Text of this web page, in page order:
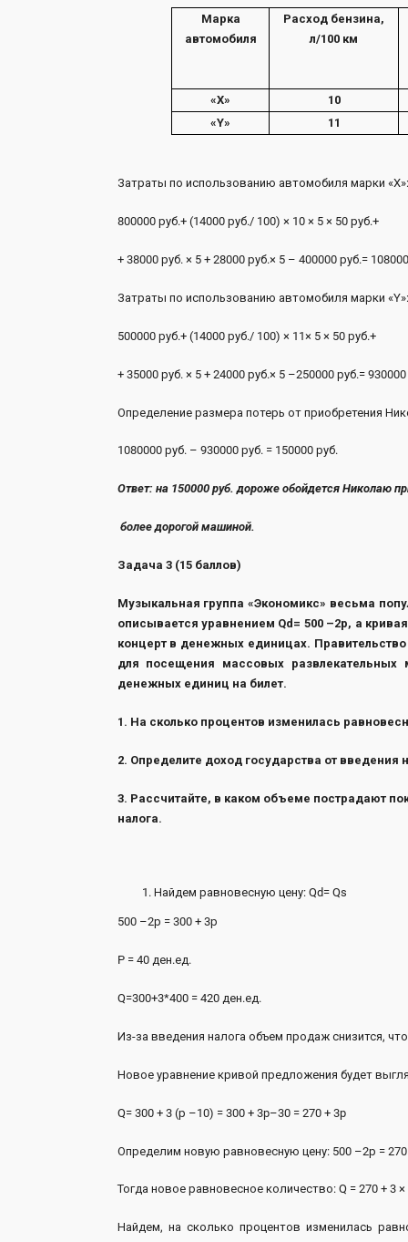
Марка
автомобиля
Расход бензина,
л/100 км
«Х»
10
«Y» 11
Затраты по использованию автомобиля марки «Х»:
800000 руб.+ (14000 руб./ 100) × 10 × 5 × 50 руб.+
+ 38000 руб. × 5 + 28000 руб.× 5
Затраты по использованию автомобиля марки «Y»:
500000 руб.+ (14000 руб./ 100) × 11× 5 × 50 руб.+
+ 35000 руб. × 5 + 24000 руб.× 5
Определение размера потерь от приобретения
1080000 руб. – 930000
Ответ: на 150000 руб. дороже обойдется Николаю
более дорогой машиной.
Задача 3 (15 баллов)
Музыкальная группа «Экономикс» весьма
описывается уравнением Qd= 500 –2p, а
концерт в денежных единицах.
для посещения массовых
денежных единиц на билет.
1. На сколько процентов изменилась
2. Определите доход государства от введения
3. Рассчитайте, в каком объеме пострадают
налога.
Найдем равновесную цену: Qd= Qs
500 –2р = 300 + 3р
P = 40
Q=300+3*400 =
Из-за введения налога объем продаж снизится,
Новое уравнение кривой предложения будет
Q= 300 + 3 (р –10) = 300
Определим новую равновесную цену:
Тогда новое равновесное
Найдем, на сколько процентов изменилась